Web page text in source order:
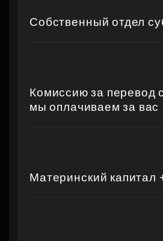
Собственный отдел
Комиссию за перевод
мы оплачиваем за вас
Материнский капитал